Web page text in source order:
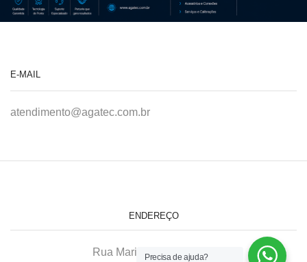
E-MAIL
atendimento@agatec.com.br
ENDEREÇO
Rua Maria Afonso, 166-A
Precisa de ajuda?